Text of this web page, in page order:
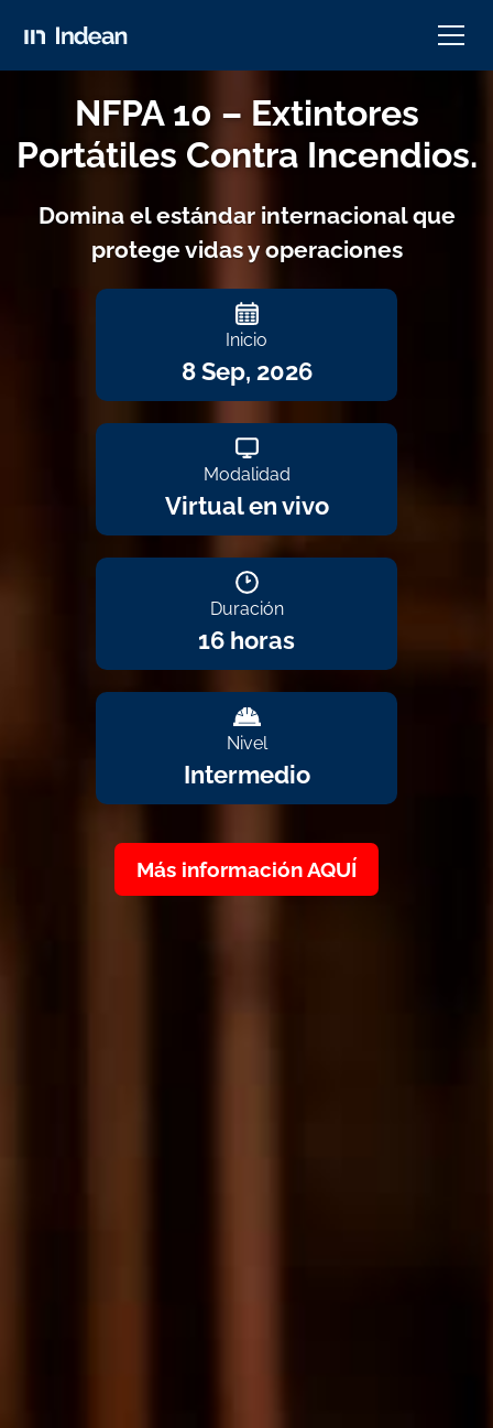
NFPA 10 – Extintores
Portátiles Contra Incendios.
Domina el estándar internacional que
protege vidas y operaciones
Inicio
8 Sep, 2026
Modalidad
Virtual en vivo
Duración
16 horas
Nivel
Intermedio
Más información AQUÍ